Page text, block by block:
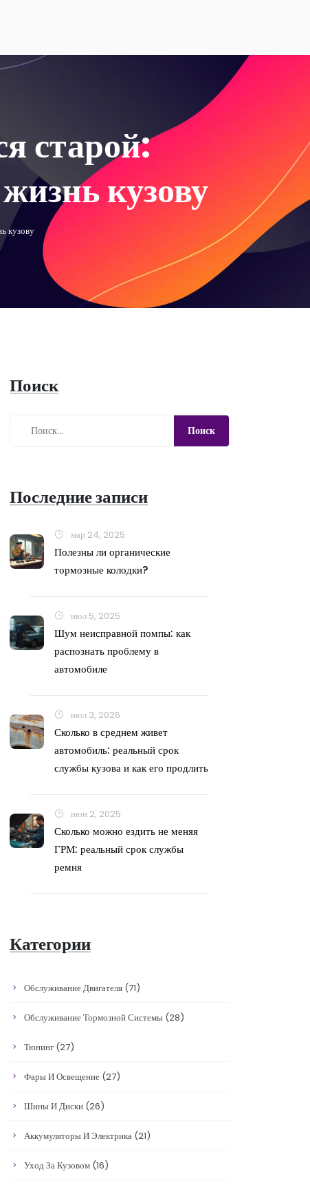
старой:
кузову
кузову
Поиск
Последние записи
мар 24, 2025
Полезны ли органические
тормозные колодки?
июл 5, 2025
Шум неисправной помпы: как
распознать проблему в
автомобиле
июл 3, 2026
Сколько в среднем живет
автомобиль: реальный срок
службы кузова и как его продлить
июн 2, 2025
Сколько можно ездить не меняя
ГРМ: реальный срок службы
ремня
Категории
Обслуживание Двигателя (71)
Обслуживание Тормозной Системы (28)
Тюнинг (27)
Фары И Освещение (27)
Шины И Диски (26)
Аккумуляторы И Электрика (21)
Уход За Кузовом (16)